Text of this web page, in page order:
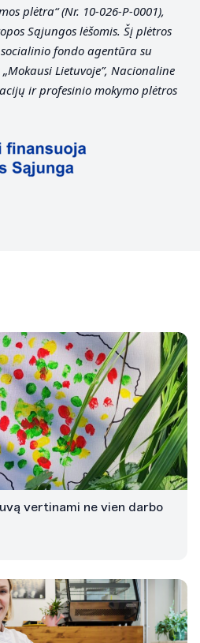
plėtra“ (Nr. 10-026-P-0001),
Sąjungos lėšomis. Šį plėtros
fondo agentūra su
Lietuvoje”, Nacionaline
ir profesinio mokymo plėtros
vertinami ne vien darbo